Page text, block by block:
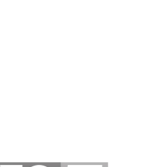
migliorare